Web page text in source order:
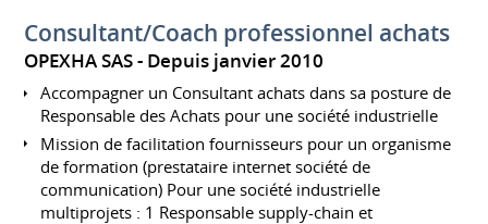
Consultant/Coach professionnel achats
OPEXHA SAS Depuis janvier 2010
Accompagner un Consultant achats dans sa posture de
Responsable des Achats pour une société industrielle
Mission de facilitation fournisseurs pour un organisme
de formation (prestataire internet société de
communication) Pour une société industrielle
multiprojets : 1 Responsable supply-chain et